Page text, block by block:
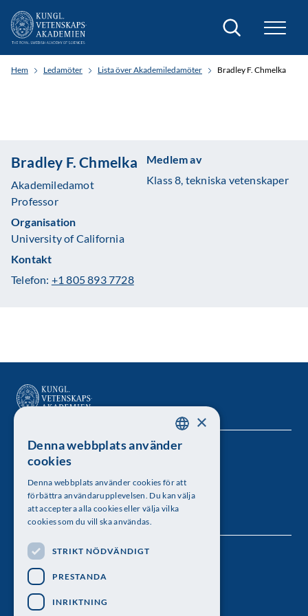
Sök
Hem Ledamöter Lista över Akademiledamöter Bradley F. Chmelka
Bradley F. Chmelka
Akademiledamot
Professor
Organisation
University of California
Medlem av
Klass 8, tekniska vetenskaper
Kontakt
Telefon: +1 805 893 7728
Kungl. Vetenskapsakademien
Besöksadress: Lilla Frescativägen 4A
Telefon: 08-673 95 00
Följ oss
SWEDISH
×
Denna webbplats använder
cookies
Denna webbplats använder cookies för att
förbättra användarupplevelsen. Du kan välja
att acceptera alla cookies eller välja vilka
cookies som du vill ska användas.
STRIKT NÖDVÄNDIGT
PRESTANDA
INRIKTNING